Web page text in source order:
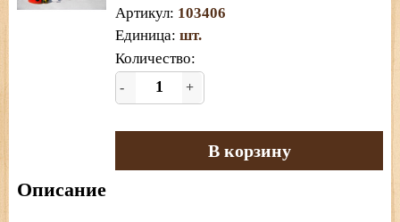
Артикул: 103406
Единица: шт.
Количество:
- +
В корзину
Описание